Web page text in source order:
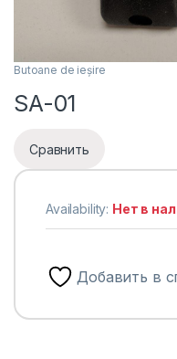
Butoane de ieșire
SA-01
Сравнить
Availability: Нет в
Добавить в